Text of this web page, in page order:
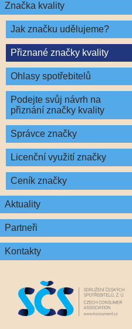
Značka kvality
Jak značku udělujeme?
Přiznané značky kvality
Ohlasy spotřebitelů
Podejte svůj návrh na
přiznání značky kvality
Správce značky
Licenční využití značky
Ceník značky
Aktuality
Partneři
Kontakty